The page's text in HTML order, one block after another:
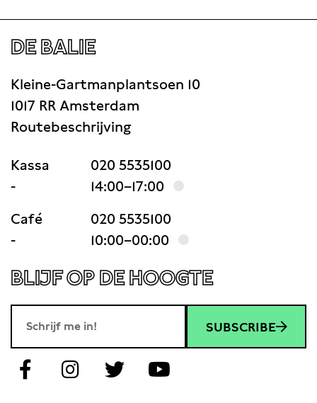
DE BALIE
Kleine-Gartmanplantsoen 10
1017 RR Amsterdam
Routebeschrijving
Kassa
020 5535100
-
14:00–17:00
Café
020 5535100
-
10:00–00:00
BLIJF OP DE HOOGTE
SUBSCRIBE